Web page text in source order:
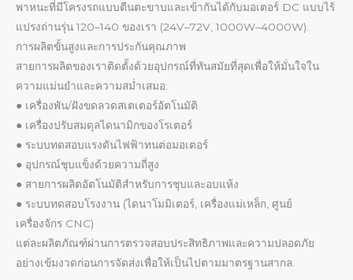
พาหนะที่มีโครงรถแบบตีนตะขาบและเข้ากันได้กับมอเตอร์ DC แบบไร้
แปรงถ่านรุ่น 120–140 ของเรา (24V–72V, 1000W–4000W).
การผลิตขั้นสูงและการประกันคุณภาพ
สายการผลิตของเราติดตั้งด้วยอุปกรณ์ที่ทันสมัยที่สุดเพื่อให้มั่นใจใน
ความแม่นยำและความสม่ำเสมอ:
● เครื่องพัน/ฝังขดลวดสเตเตอร์อัตโนมัติ
● เครื่องปรับสมดุลไดนามิกของโรเตอร์
● ระบบทดสอบแรงดันไฟฟ้าทนต่อมอเตอร์
● อุปกรณ์ชุบแข็งด้วยความถี่สูง
● สายการผลิตอัตโนมัติสำหรับการชุบและอบแห้ง
● ระบบทดสอบโรงงาน (ไดนาโมมิเตอร์, เครื่องแม่เหล็ก, ศูนย์
เครื่องจักร CNC)
แต่ละผลิตภัณฑ์ผ่านการตรวจสอบประสิทธิภาพและความปลอดภัย
อย่างเข้มงวดก่อนการจัดส่งเพื่อให้เป็นไปตามมาตรฐานสากล.